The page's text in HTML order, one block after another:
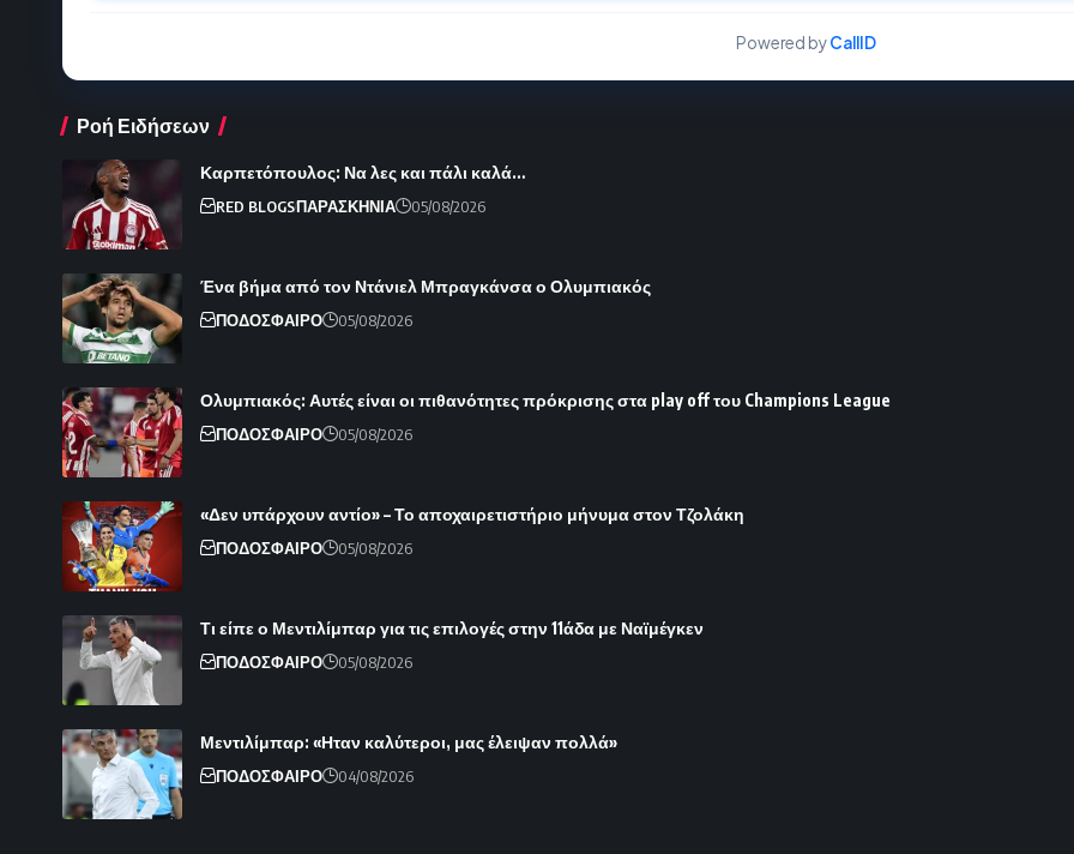
Powered byCallID
Ροή Ειδήσεων
Καρπετόπουλος: Να λες και πάλι καλά…
RED BLOGSΠΑΡΑΣΚΗΝΙΑ 05/08/2026
Ένα βήμα από τον Ντάνιελ Μπραγκάνσα ο Ολυμπιακός
ΠΟΔΟΣΦΑΙΡΟ 05/08/2026
Ολυμπιακός: Αυτές είναι οι πιθανότητες πρόκρισης στα play off του Champions League
ΠΟΔΟΣΦΑΙΡΟ 05/08/2026
«Δεν υπάρχουν αντίο» – Το αποχαιρετιστήριο μήνυμα στον Τζολάκη
ΠΟΔΟΣΦΑΙΡΟ 05/08/2026
Τι είπε ο Μεντιλίμπαρ για τις επιλογές στην 11άδα με Ναϊμέγκεν
ΠΟΔΟΣΦΑΙΡΟ 05/08/2026
Μεντιλίμπαρ: «Ηταν καλύτεροι, μας έλειψαν πολλά»
ΠΟΔΟΣΦΑΙΡΟ 04/08/2026